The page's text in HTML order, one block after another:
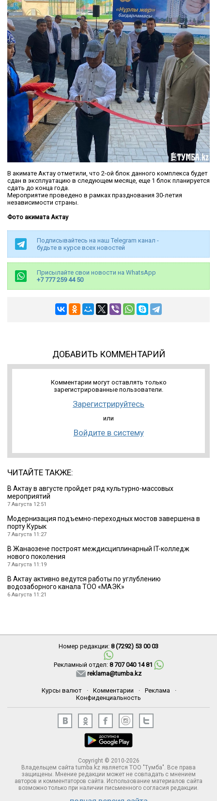
В акимате Актау отметили, что 2-ой блок данного комплекса будет
сдан в эксплуатацию в следующем месяце, еще 1 блок планируется
сдать до конца года.
Мероприятие проведено в рамках празднования 30-летия
независимости страны.
Фото акимата Актау
Подписывайтесь на наш Telegram канал -
будьте в курсе всех новостей
Присылайте свои новости на WhatsApp
+7 777 259 44 50
ДОБАВИТЬ КОММЕНТАРИЙ
Комментарии могут оставлять только
зарегистрированные пользователи.
Зарегистрируйтесь
или
Войдите в систему
ЧИТАЙТЕ ТАКЖЕ:
В Актау в августе пройдет ряд культурно-массовых
мероприятий
7 Августа 12:51
Модернизация подъемно-переходных мостов завершена в
порту Курык
7 Августа 11:27
В Жанаозене построят междисциплинарный IT-колледж
нового поколения
7 Августа 11:19
В Актау активно ведутся работы по углублению
водозаборного канала ТОО «МАЭК»
6 Августа 11:21
Номер редакции: 8 (7292) 53 00 03
Рекламный отдел: 8 707 040 14 81
reklama@tumba.kz
Курсы валют · Комментарии · Реклама
·
Конфиденциальность
Copyright © 2010-2026
Владельцем сайта tumba.kz является ТОО "Тумба". Все права
защищены. Мнение редакции может не совпадать с мнением
авторов и комментаторов сайта. Использование материалов сайта
возможно только при наличии письменного согласия редакции.